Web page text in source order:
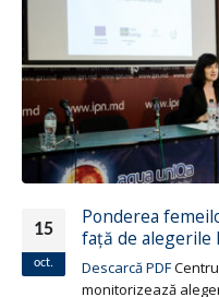
30
iul.
Solidaritate
Când vorbim de
Frumuşica, com....
Citește mai mult